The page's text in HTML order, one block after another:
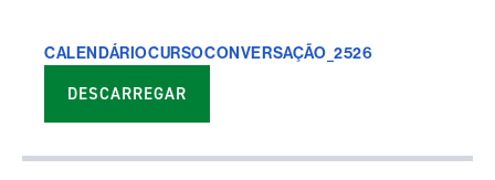
CALENDÁRIOCURSOCONVERSAÇÃO_2526
DESCARREGAR